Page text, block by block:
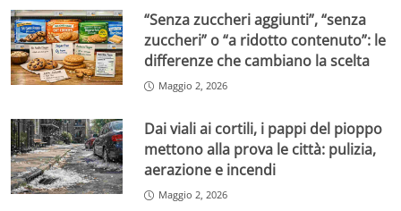
“Senza zuccheri aggiunti”, “senza
zuccheri” o “a ridotto contenuto”: le
differenze che cambiano la scelta
Maggio 2, 2026
Dai viali ai cortili, i pappi del pioppo
mettono alla prova le città: pulizia,
aerazione e incendi
Maggio 2, 2026